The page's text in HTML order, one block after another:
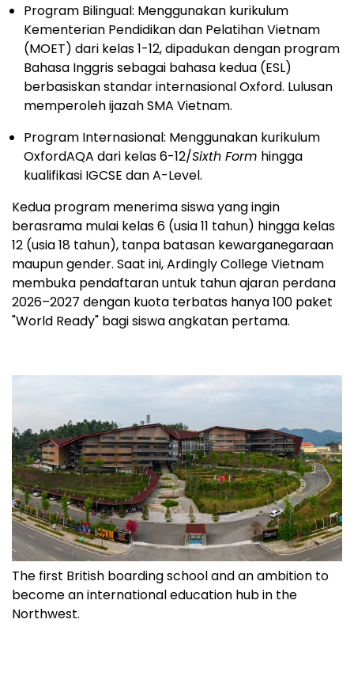
Program Bilingual: Menggunakan kurikulum
Kementerian Pendidikan dan Pelatihan Vietnam
(MOET) dari kelas 1-12, dipadukan dengan program
Bahasa Inggris sebagai bahasa kedua (ESL)
berbasiskan standar internasional Oxford. Lulusan
memperoleh ijazah SMA Vietnam.
Program Internasional: Menggunakan kurikulum
OxfordAQA dari kelas 6-12/Sixth Form hingga
kualifikasi IGCSE dan A-Level.
Kedua program menerima siswa yang ingin
berasrama mulai kelas 6 (usia 11 tahun) hingga kelas
12 (usia 18 tahun), tanpa batasan kewarganegaraan
maupun gender. Saat ini, Ardingly College Vietnam
membuka pendaftaran untuk tahun ajaran perdana
2026–2027 dengan kuota terbatas hanya 100 paket
"World Ready" bagi siswa angkatan pertama.
The first British boarding school and an ambition to
become an international education hub in the
Northwest.